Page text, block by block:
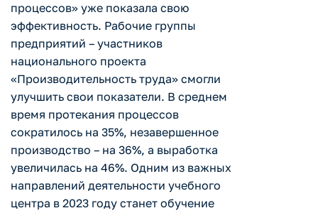
процессов» уже показала свою
эффективность. Рабочие группы
предприятий – участников
национального проекта
«Производительность труда» смогли
улучшить свои показатели. В среднем
время протекания процессов
сократилось на 35%, незавершенное
производство – на 36%, а выработка
увеличилась на 46%. Одним из важных
направлений деятельности учебного
центра в 2023 году станет обучение